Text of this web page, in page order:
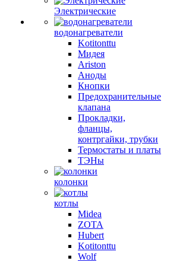
Электрические
водонагреватели
Kotitonttu
Мидея
Ariston
Аноды
Кнопки
Предохранительные
клапана
Прокладки,
фланцы,
контргайки, трубки
Термостаты и платы
ТЭНы
колонки
котлы
Midea
ZOTA
Hubert
Kotitonttu
Wolf